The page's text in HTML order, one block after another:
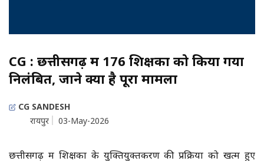
CG : छत्तीसगढ़ में 176 शिक्षकों को किया गया
निलंबित, जाने क्या है पूरा मामला
CG SANDESH
रायपुर
03-May-2026
छत्तीसगढ़ में शिक्षकों के युक्तियुक्तकरण की प्रक्रिया को खत्म हुए